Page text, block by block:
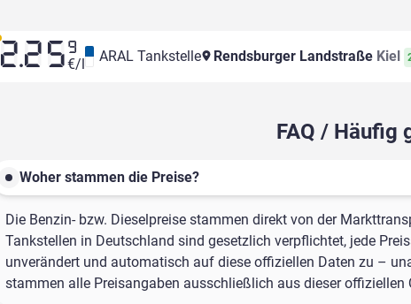
2.25 9
€/l ARAL Tankstelle Rendsburger Landstraße Kiel
FAQ / Häufig
Woher stammen die Preise?
Die Benzin- bzw. Dieselpreise stammen direkt von der
Tankstellen in Deutschland sind gesetzlich verpflichtet, jede
unverändert und automatisch auf diese offiziellen Daten zu –
stammen alle Preisangaben ausschließlich aus dieser offiziellen